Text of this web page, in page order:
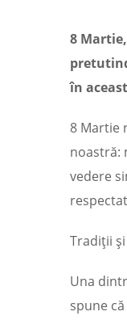
8
în
8 Martie
noastră:
vedere
Tradiții
Una
spune